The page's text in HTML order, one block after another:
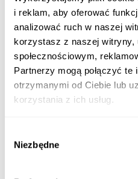
i reklam, aby oferować
analizować ruch w naszej
korzystasz z naszej witryny,
społecznościowym,
Partnerzy mogą połączyć
otrzymanymi od Ciebie lub
korzystania z ich usług.
zgody
Niezbędne